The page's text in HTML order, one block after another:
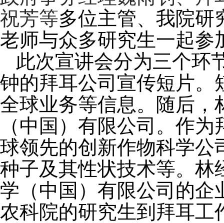
祝芳等多位主管、我院研
老师与众多研究生一起参
此次宣讲会分为三个环
钟的拜耳公司宣传短片。
全球业务等信息。随后，
（中国）有限公司 。 作为
球领先的创新作物科学公
种子及其性状技术等。 林
学（中国）有限公司 的企
农科院的研究生到拜耳工